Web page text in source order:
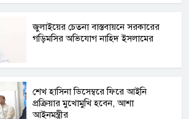
জুলাইয়ের চেতনা বাস্তবায়নে সরকারের
গড়িমসির অভিযোগ নাহিদ ইসলামের
শেখ হাসিনা ডিসেম্বরে ফিরে আইনি
প্রক্রিয়ার মুখোমুখি হবেন, আশা
আইনমন্ত্রীর